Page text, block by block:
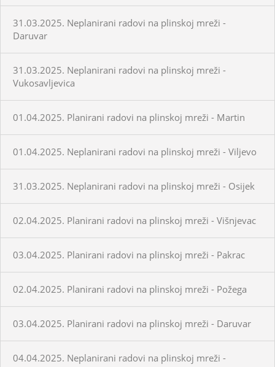
31.03.2025. Neplanirani radovi na plinskoj mreži -
Daruvar
31.03.2025. Neplanirani radovi na plinskoj mreži -
Vukosavljevica
01.04.2025. Planirani radovi na plinskoj mreži - Martin
01.04.2025. Neplanirani radovi na plinskoj mreži - Viljevo
31.03.2025. Neplanirani radovi na plinskoj mreži - Osijek
02.04.2025. Planirani radovi na plinskoj mreži - Višnjevac
03.04.2025. Planirani radovi na plinskoj mreži - Pakrac
02.04.2025. Planirani radovi na plinskoj mreži - Požega
03.04.2025. Planirani radovi na plinskoj mreži - Daruvar
04.04.2025. Neplanirani radovi na plinskoj mreži -